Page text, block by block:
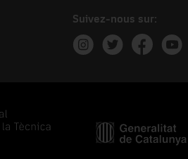
Suivez-nous sur:
Instagram
TwitterFacebook